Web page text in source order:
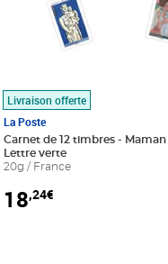
au panier
Livraison offerte
La Poste
Carnet de 12 timbres -
Lettre verte
20g / France
18,24€